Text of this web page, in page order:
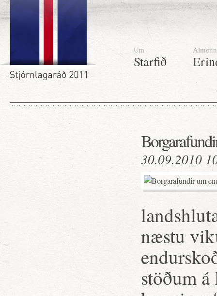
Um
Starfið
Almenn
30.09.2010
næstu
stöðum